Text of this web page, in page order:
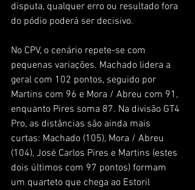
disputa, qualquer erro ou resultado fora
do pódio poderá ser decisivo.
No CPV, o cenário repete-se com
pequenas variações. Machado lidera a
geral com 102 pontos, seguido por
Martins com 96 e Mora / Abreu com 91,
enquanto Pires soma 87. Na divisão GT4
Pro, as distâncias são ainda mais
curtas: Machado (105), Mora / Abreu
(104), José Carlos Pires e Martins (estes
dois últimos com 97 pontos) formam
um quarteto que chega ao Estoril